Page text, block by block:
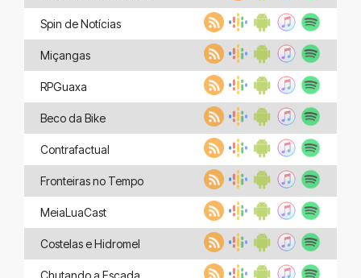
Spin de Notícias
Miçangas
RPGuaxa
Beco da Bike
Contrafactual
Fronteiras no Tempo
MeiaLuaCast
Costelas e Hidromel
Chutando a Escada